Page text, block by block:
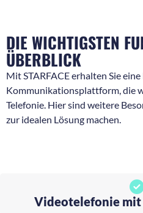
DIE WICHTIGSTEN
ÜBERBLICK
Mit STARFACE erhalten Sie
Kommunikationsplattform, die
Telefonie. Hier sind weitere
zur idealen Lösung machen.
Videotelefonie mit